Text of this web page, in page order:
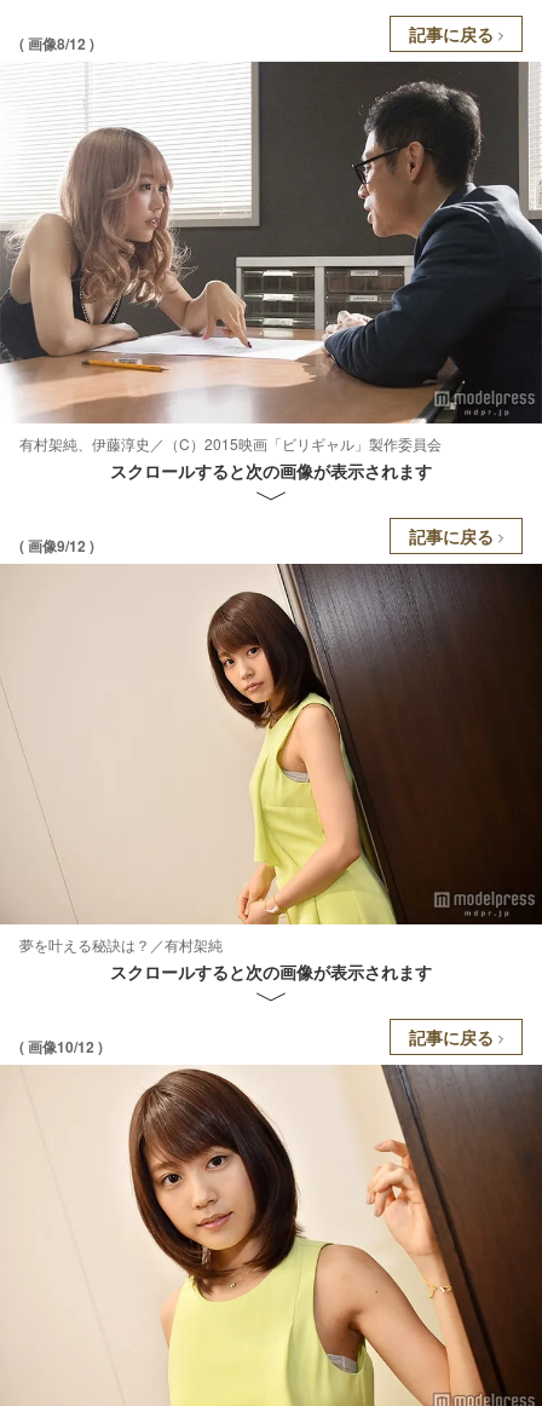
( 画像8/12 ) 記事に戻る
有村架純、伊藤淳史／（C）2015映画「ビリギャル」製作委員会
スクロールすると次の画像が表示されます
( 画像9/12 ) 記事に戻る
夢を叶える秘訣は？／有村架純
スクロールすると次の画像が表示されます
( 画像10/12 ) 記事に戻る